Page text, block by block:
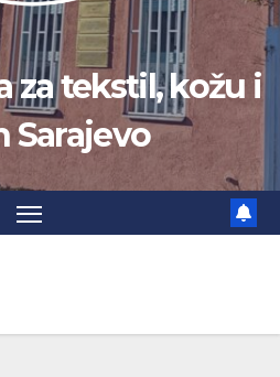
za tekstil, kožu i
Sarajevo